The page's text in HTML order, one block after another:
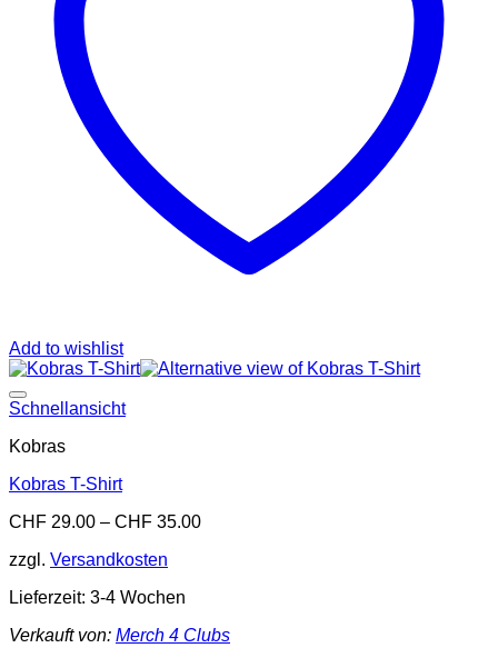
Add to wishlist
Schnellansicht
Kobras
Kobras T-Shirt
CHF 29.00 – CHF 35.00
zzgl. Versandkosten
Lieferzeit: 3-4 Wochen
Verkauft von: Merch 4 Clubs